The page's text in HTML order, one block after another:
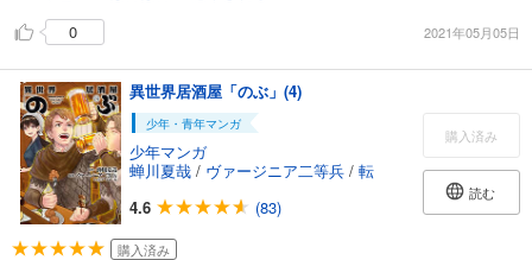
0
2021年05月05日
異世界居酒屋「のぶ」(4)
少年・青年マンガ
少年マンガ
蝉川夏哉 / ヴァージニア二等兵 / 転
4.6
(83)
購入済み
読む
購入済み